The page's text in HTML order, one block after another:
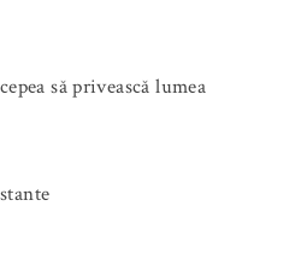
să privească lumea